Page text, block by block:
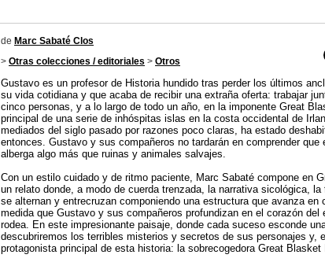
de Marc Sabaté Clos
> Otras colecciones / editoriales > Otros
Gustavo es un profesor de Historia hundido tras perder los últimos
su vida cotidiana y que acaba de recibir una extraña oferta: trabajar
cinco personas, y a lo largo de todo un año, en la imponente Great
principal de una serie de inhóspitas islas en la costa occidental de
mediados del siglo pasado por razones poco claras, ha estado
entonces. Gustavo y sus compañeros no tardarán en comprender que
alberga algo más que ruinas y animales salvajes.
Con un estilo cuidado y de ritmo paciente, Marc Sabaté compone en
un relato donde, a modo de cuerda trenzada, la narrativa sicológica,
se alternan y entrecruzan componiendo una estructura que avanza en
medida que Gustavo y sus compañeros profundizan en el corazón del
rodea. En este impresionante paisaje, donde cada suceso esconde
descubriremos los terribles misterios y secretos de sus personajes y,
protagonista principal de esta historia: la sobrecogedora Great Blasket